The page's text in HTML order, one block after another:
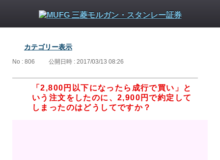
カテゴリー表示
No : 806 公開日時 : 2017/03/13 08:26
「2,800円以下になったら成行で買い」と
いう注文をしたのに、2,900円で約定して
しまったのはどうしてですか？